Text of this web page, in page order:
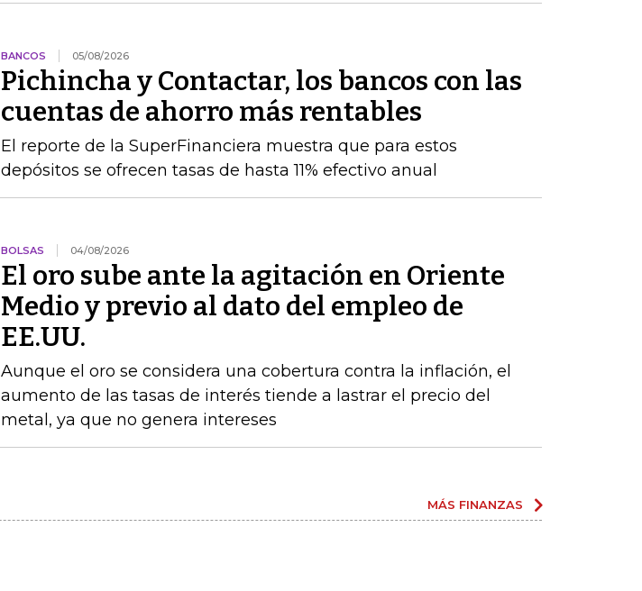
BANCOS 05/08/2026
Pichincha y Contactar, los bancos con las
cuentas de ahorro más rentables
El reporte de la SuperFinanciera muestra que para estos
depósitos se ofrecen tasas de hasta 11% efectivo anual
BOLSAS 04/08/2026
El oro sube ante la agitación en Oriente
Medio y previo al dato del empleo de
EE.UU.
Aunque el oro se considera una cobertura contra la inflación, el
aumento de las tasas de interés tiende a lastrar el precio del
metal, ya que no genera intereses
MÁS FINANZAS